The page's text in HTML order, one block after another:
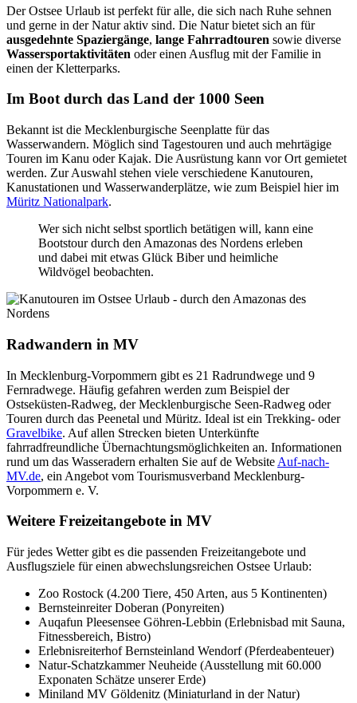
Der Ostsee Urlaub ist perfekt für alle, die sich nach Ruhe sehnen
und gerne in der Natur aktiv sind. Die Natur bietet sich an für
ausgedehnte Spaziergänge, lange Fahrradtouren sowie diverse
Wassersportaktivitäten oder einen Ausflug mit der Familie in
einen der Kletterparks.
Im Boot durch das Land der 1000 Seen
Bekannt ist die Mecklenburgische Seenplatte für das
Wasserwandern. Möglich sind Tagestouren und auch mehrtägige
Touren im Kanu oder Kajak. Die Ausrüstung kann vor Ort gemietet
werden. Zur Auswahl stehen viele verschiedene Kanutouren,
Kanustationen und Wasserwanderplätze, wie zum Beispiel hier im
Müritz Nationalpark.
Wer sich nicht selbst sportlich betätigen will, kann eine
Bootstour durch den Amazonas des Nordens erleben
und dabei mit etwas Glück Biber und heimliche
Wildvögel beobachten.
Radwandern in MV
In Mecklenburg-Vorpommern gibt es 21 Radrundwege und 9
Fernradwege. Häufig gefahren werden zum Beispiel der
Ostseküsten-Radweg, der Mecklenburgische Seen-Radweg oder
Touren durch das Peenetal und Müritz. Ideal ist ein Trekking- oder
Gravelbike. Auf allen Strecken bieten Unterkünfte
fahrradfreundliche Übernachtungsmöglichkeiten an. Informationen
rund um das Wasseradern erhalten Sie auf de Website Auf-nach-
MV.de, ein Angebot vom Tourismusverband Mecklenburg-
Vorpommern e. V.
Weitere Freizeitangebote in MV
Für jedes Wetter gibt es die passenden Freizeitangebote und
Ausflugsziele für einen abwechslungsreichen Ostsee Urlaub:
Zoo Rostock (4.200 Tiere, 450 Arten, aus 5 Kontinenten)
Bernsteinreiter Doberan (Ponyreiten)
Auqafun Pleesensee Göhren-Lebbin (Erlebnisbad mit Sauna,
Fitnessbereich, Bistro)
Erlebnisreiterhof Bernsteinland Wendorf (Pferdeabenteuer)
Natur-Schatzkammer Neuheide (Ausstellung mit 60.000
Exponaten Schätze unserer Erde)
Miniland MV Göldenitz (Miniaturland in der Natur)